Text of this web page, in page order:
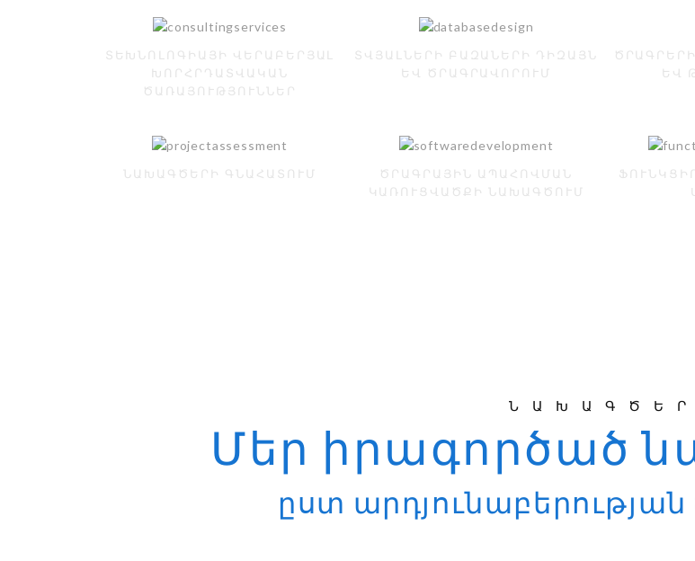
ՏԵԽՆՈԼՈԳԻԱՅԻ ՎԵՐԱԲԵՐՅԱԼ
ԽՈՐՀՐԴԱՏՎԱԿԱՆ
ԾԱՌԱՅՈՒԹՅՈՒՆՆԵՐ
ՏՎՅԱԼՆԵՐԻ ԲԱԶԱՆԵՐԻ ԴԻԶԱՅՆ
ԵՎ ԾՐԱԳՐԱՎՈՐՈՒՄ
ԵՎ
ՆԱԽԱԳԾԵՐԻ ԳՆԱՀԱՏՈՒՄ
ԾՐԱԳՐԱՅԻՆ ԱՊԱՀՈՎՄԱՆ
ԿԱՌՈՒՑՎԱԾՔԻ ՆԱԽԱԳԾՈՒՄ
ՆԱԽԱԳԾԵՐ
Մեր իրագործած
ըստ արդյունաբերության